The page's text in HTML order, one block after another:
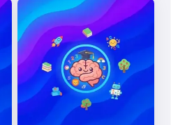
seus filhos 🌟
história